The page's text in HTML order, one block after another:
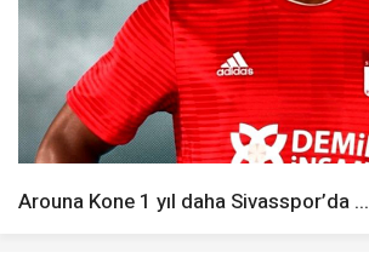
Arouna Kone 1 yıl daha Sivasspor’da ...